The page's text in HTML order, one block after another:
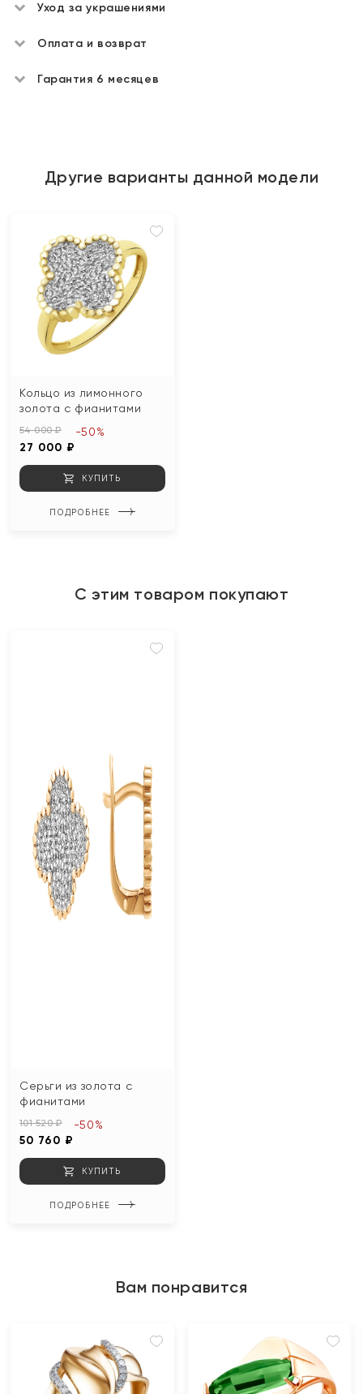
Уход за украшениями
Оплата и возврат
Гарантия 6 месяцев
Другие варианты данной модели
Кольцо из лимонного
золота с фианитами
54 000 ₽
27 000 ₽
-50%
КУПИТЬ
ПОДРОБНЕЕ
С этим товаром покупают
Серьги из золота с
фианитами
101 520 ₽
50 760 ₽
-50%
КУПИТЬ
ПОДРОБНЕЕ
Вам понравится